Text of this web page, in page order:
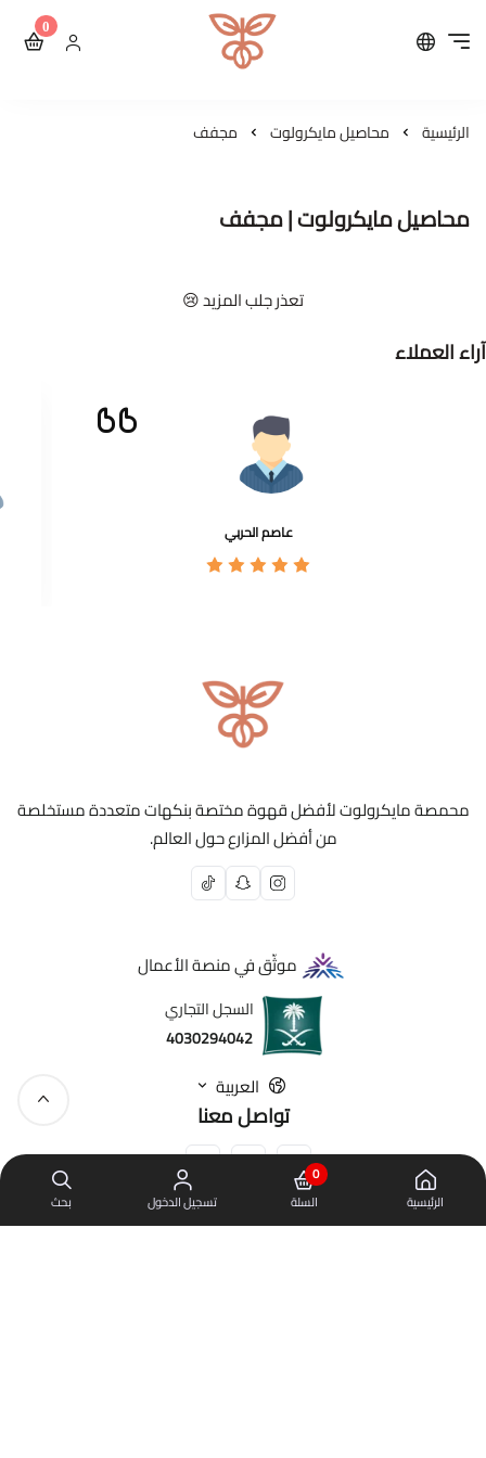
محمصة مايكرولوت للقهوة
0
الرئيسية محاصيل مايكرولوت مجفف
محاصيل مايكرولوت | مجفف
تعذر جلب المزيد 😢
آراء العملاء
عاصم الحربي
محمصة مايكرولوت لأفضل قهوة مختصة بنكهات متعددة مستخلصة
من أفضل المزارع حول العالم.
موثّق في منصة الأعمال
السجل التجاري
4030294042
العربية
تواصل معنا
روابط مهمة
الرئيسية
0
السلة
تسجيل الدخول بحث